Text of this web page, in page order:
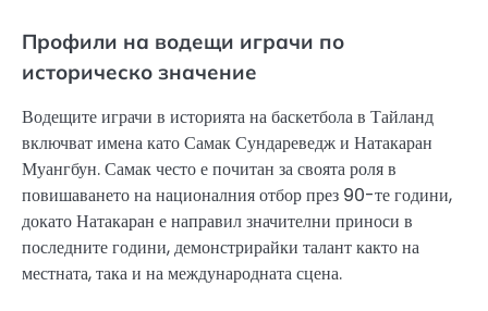
Профили на водещи играчи по
историческо значение
Водещите играчи в историята на баскетбола в Тайланд
включват имена като Самак Сундареведж и Натакаран
Муангбун. Самак често е почитан за своята роля в
повишаването на националния отбор през 90-те години,
докато Натакаран е направил значителни приноси в
последните години, демонстрирайки талант както на
местната, така и на международната сцена.